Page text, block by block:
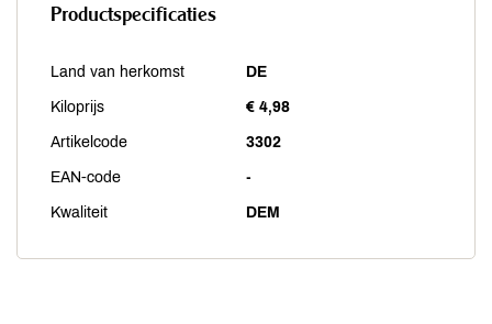
Productspecificaties
Land van herkomst DE
Kiloprijs € 4,98
Artikelcode 3302
EAN-code -
Kwaliteit DEM